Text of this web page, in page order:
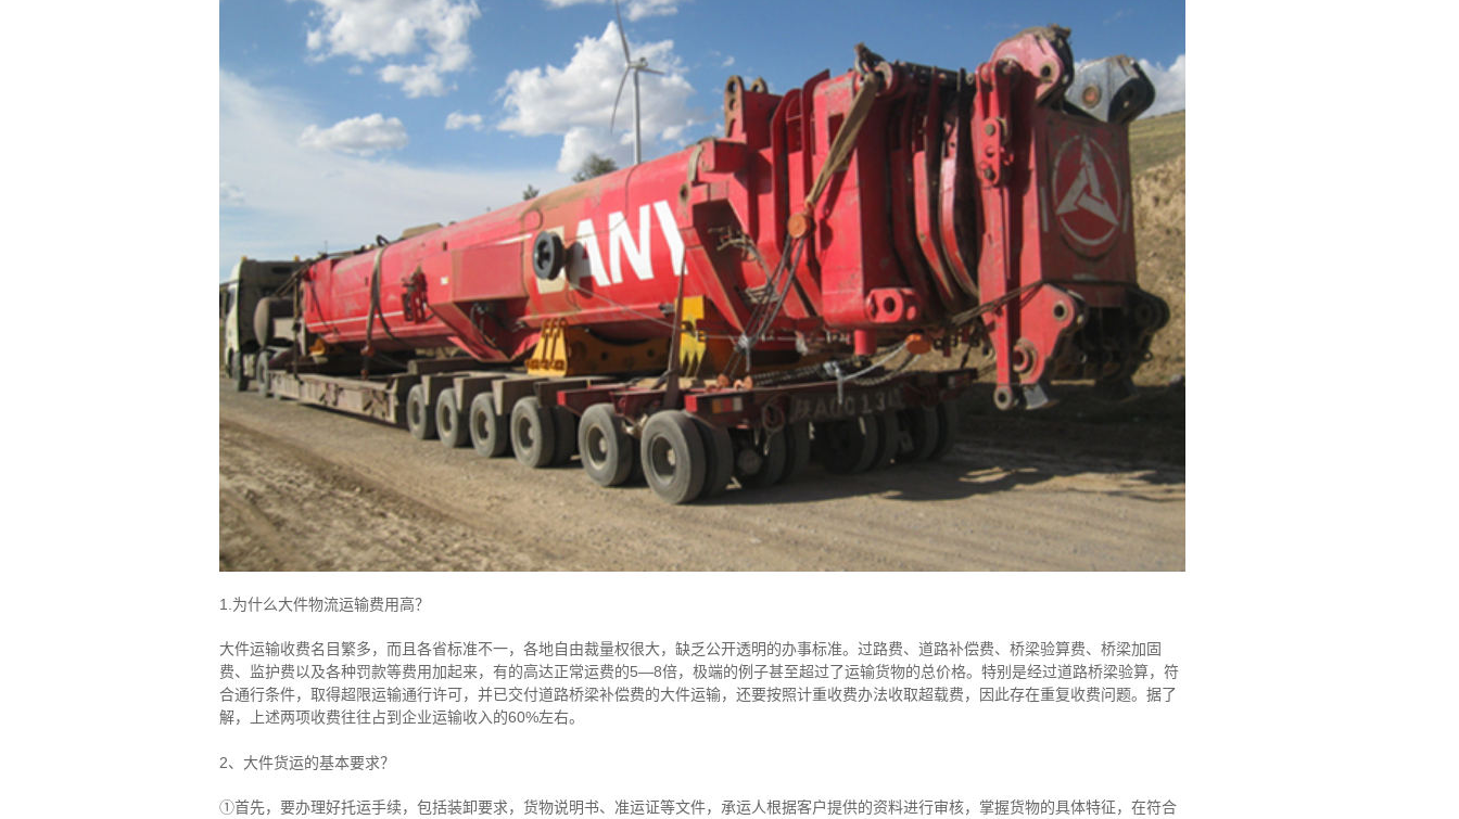
1.为什么大件物流运输费用高？
大件运输收费名目繁多，而且各省标准不一，各地自由裁量权很大，缺乏公开透明的办事标准。过路费、道路补偿费、桥梁验算费、桥梁加固
费、监护费以及各种罚款等费用加起来，有的高达正常运费的5—8倍，极端的例子甚至超过了运输货物的总价格。特别是经过道路桥梁验算，符
合通行条件，取得超限运输通行许可，并已交付道路桥梁补偿费的大件运输，还要按照计重收费办法收取超载费，因此存在重复收费问题。据了
解，上述两项收费往往占到企业运输收入的60%左右。
2、大件货运的基本要求？
①首先，要办理好托运手续，包括装卸要求，货物说明书、准运证等文件，承运人根据客户提供的资料进行审核，掌握货物的具体特征，在符合